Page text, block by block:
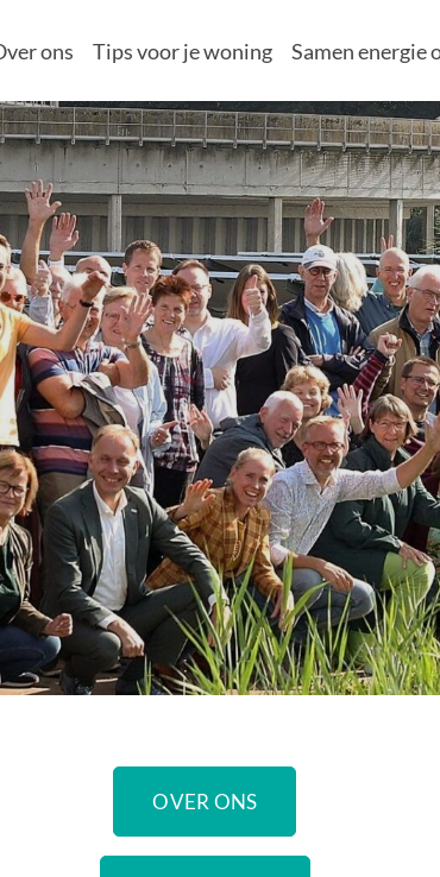
ons Tips voor je woning Samen energie
OVER ONS